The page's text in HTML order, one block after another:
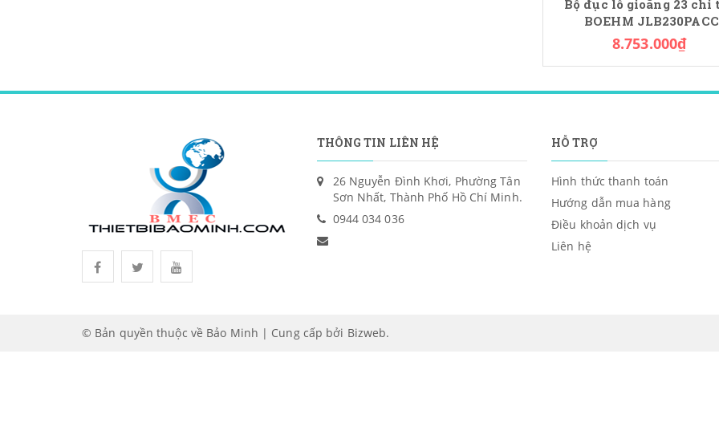
Bộ đục lỗ gioăng 23 chi
BOEHM JLB230PACC
8.753.000₫
THÔNG TIN LIÊN HỆ
26 Nguyễn Đình Khơi, Phường Tân
Sơn Nhất, Thành Phố Hồ Chí Minh.
0944 034 036
HỖ TRỢ
Hình thức thanh toán
Hướng dẫn mua hàng
Điều khoản dịch vụ
Liên hệ
© Bản quyền thuộc về Bảo Minh | Cung cấp bởi Bizweb.